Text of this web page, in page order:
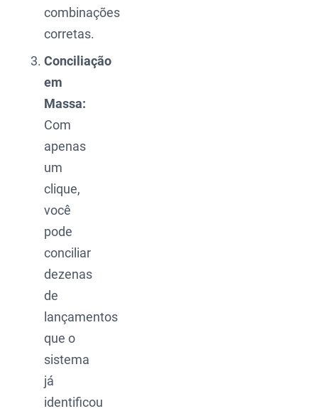
combinações
corretas.
Conciliação
em
Massa:
Com
apenas
um
clique,
você
pode
conciliar
dezenas
de
lançamentos
que o
sistema
já
identificou